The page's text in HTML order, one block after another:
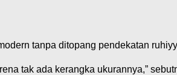
tanpa ditopang pendekatan
tak ada kerangka ukurannya,”